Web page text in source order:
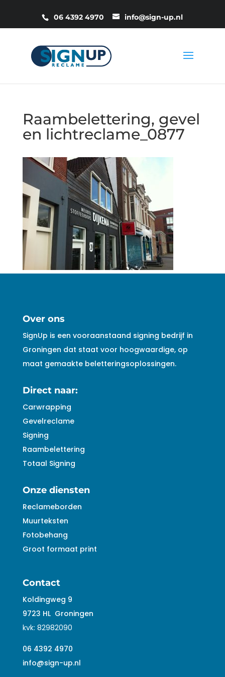
06 4392 4970 info@sign-up.nl
Raambelettering, gevel
en lichtreclame_0877
Over ons
SignUp is een vooraanstaand signing bedrijf in
Groningen dat staat voor hoogwaardige, op
maat gemaakte beletteringsoplossingen.
Direct naar:
Carwrapping
Gevelreclame
Signing
Raambelettering
Totaal Signing
Onze diensten
Reclameborden
Muurteksten
Fotobehang
Groot formaat print
Contact
Koldingweg 9
9723 HL Groningen
kvk: 82982090
06 4392 4970
info@sign-up.nl